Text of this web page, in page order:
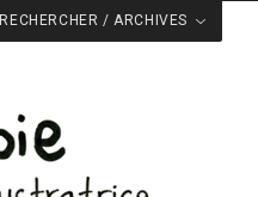
RECHERCHER / ARCHIVES